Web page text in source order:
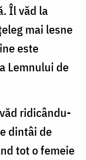
Îl văd la
mai lesne
este
Lemnului de
ridicându-
dintâi de
tot o femeie